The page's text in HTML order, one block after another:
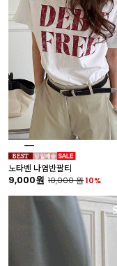
노타벤 나염반팔티
9,000원 10,000원10%